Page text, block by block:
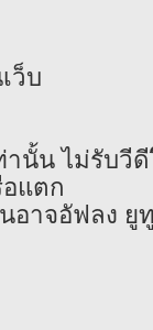
ว็บ
นั้น ไม่รับวี
แตก
อาจอัฟลง ยู